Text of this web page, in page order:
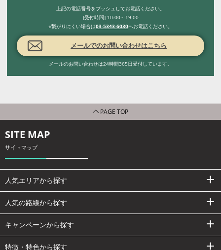
上記の電話番号をプッシュしてお電話ください。
[受付時間] 10:00～19:00
※繋がりにくい場合は03-5343-6030へお電話ください。
メールでのお問い合わせはこちら
メールのお問い合わせは24時間365日受付しています。
PAGE TOP
SITE MAP
サイトマップ
人気エリアから探す
人気の路線から探す
キャンペーンから探す
特徴・特色から探す